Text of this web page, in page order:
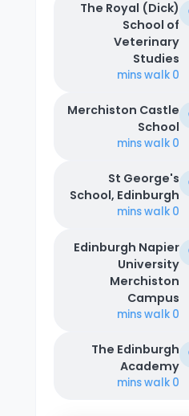
The Royal (Dick)
School of
Veterinary
Studies
0 mins
walk
Merchiston Castle
School
0 mins
walk
St George's
School, Edinburgh
0 mins
walk
Edinburgh Napier
University
Merchiston
Campus
0 mins
walk
The Edinburgh
Academy
0 mins
walk